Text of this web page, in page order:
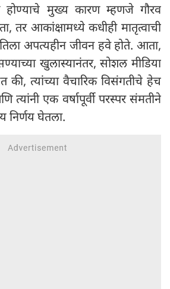
होण्याचे मुख्य कारण म्हणजे गौरव
तर आकांक्षामध्ये कधीही मातृत्वाची
अपत्यहीन जीवन हवे होते. आता,
खुलास्यानंतर, सोशल मीडिया
की, त्यांच्या वैचारिक विसंगतीचे हेच
एक वर्षापूर्वी परस्पर संमतीने
निर्णय घेतला.